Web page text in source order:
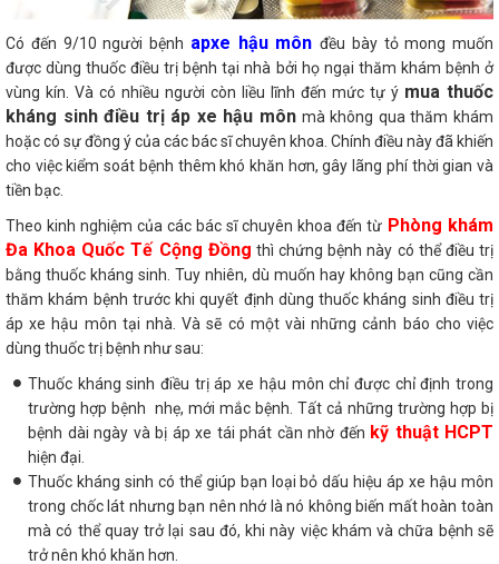
Có đến 9/10 người bệnh apxe hậu môn đều bày tỏ mong muốn
được dùng thuốc điều trị bệnh tại nhà bởi họ ngại thăm khám bệnh ở
vùng kín. Và có nhiều người còn liều lĩnh đến mức tự ý mua thuốc
kháng sinh điều trị áp xe hậu môn mà không qua thăm khám
hoặc có sự đồng ý của các bác sĩ chuyên khoa. Chính điều này đã khiến
cho việc kiểm soát bệnh thêm khó khăn hơn, gây lãng phí thời gian và
tiền bạc.
Theo kinh nghiệm của các bác sĩ chuyên khoa đến từ Phòng khám
Đa Khoa Quốc Tế Cộng Đồng thì chứng bệnh này có thể điều trị
bằng thuốc kháng sinh. Tuy nhiên, dù muốn hay không bạn cũng cần
thăm khám bệnh trước khi quyết định dùng thuốc kháng sinh điều trị
áp xe hậu môn tại nhà. Và sẽ có một vài những cảnh báo cho việc
dùng thuốc trị bệnh như sau:
Thuốc kháng sinh điều trị áp xe hậu môn chỉ được chỉ định trong
trường hợp bệnh nhẹ, mới mắc bệnh. Tất cả những trường hợp bị
bệnh dài ngày và bị áp xe tái phát cần nhờ đến kỹ thuật HCPT
hiện đại.
Thuốc kháng sinh có thể giúp bạn loại bỏ dấu hiệu áp xe hậu môn
trong chốc lát nhưng bạn nên nhớ là nó không biến mất hoàn toàn
mà có thể quay trở lại sau đó, khi này việc khám và chữa bệnh sẽ
trở nên khó khăn hơn.